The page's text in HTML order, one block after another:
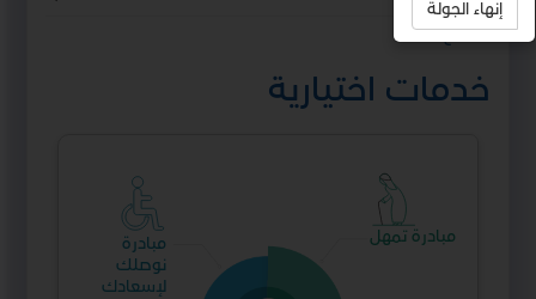
استمع
خدمات اختيارية
مبادرة تمهل
مبادرة
نوصلك
لإسعادك
إنهاء الجولة